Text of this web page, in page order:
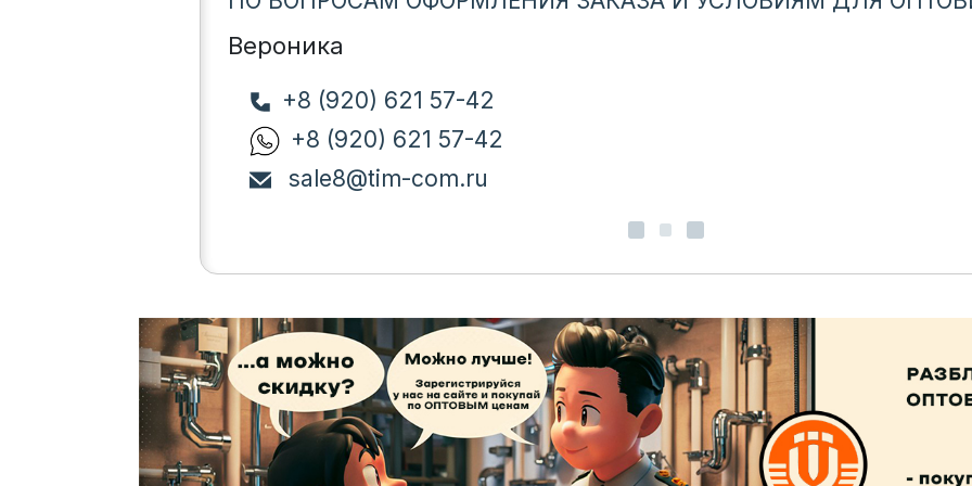
Вероника
+8 (920) 621 57-42
+8 (920) 621 57-42
sale8@tim-com.ru